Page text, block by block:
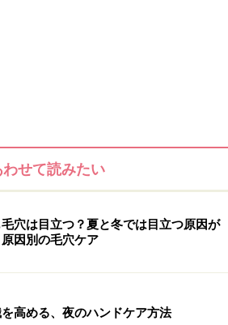
インソープモイスチャー」（枠練
使いやすくしたのがコレ。石鹸同
、毛穴の奥の汚れまでもしっかり
わせて読みたい
穴は目立つ？夏と冬では目立つ原因が
因別の毛穴ケア
高める、夜のハンドケア方法